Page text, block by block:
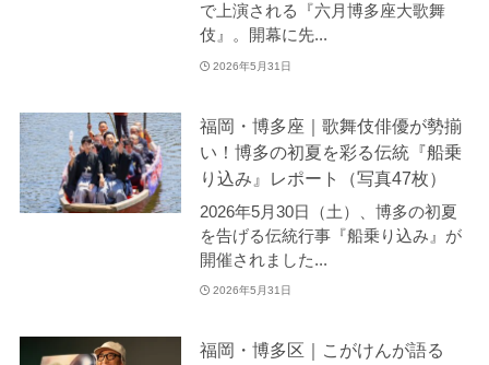
で上演される『六月博多座大歌舞
伎』。開幕に先...
2026年5月31日
福岡・博多座｜歌舞伎俳優が勢揃
い！博多の初夏を彩る伝統『船乗
り込み』レポート（写真47枚）
2026年5月30日（土）、博多の初夏
を告げる伝統行事『船乗り込み』が
開催されました...
2026年5月31日
福岡・博多区｜こがけんが語る